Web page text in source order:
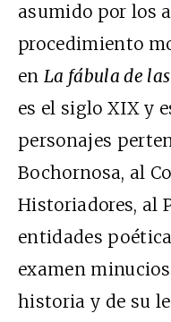
asumido por los
procedimiento
enLa fábula de
es el siglo XIX y
personajes
Bochornosa, al
Historiadores, al
entidades
examen
historia y de su